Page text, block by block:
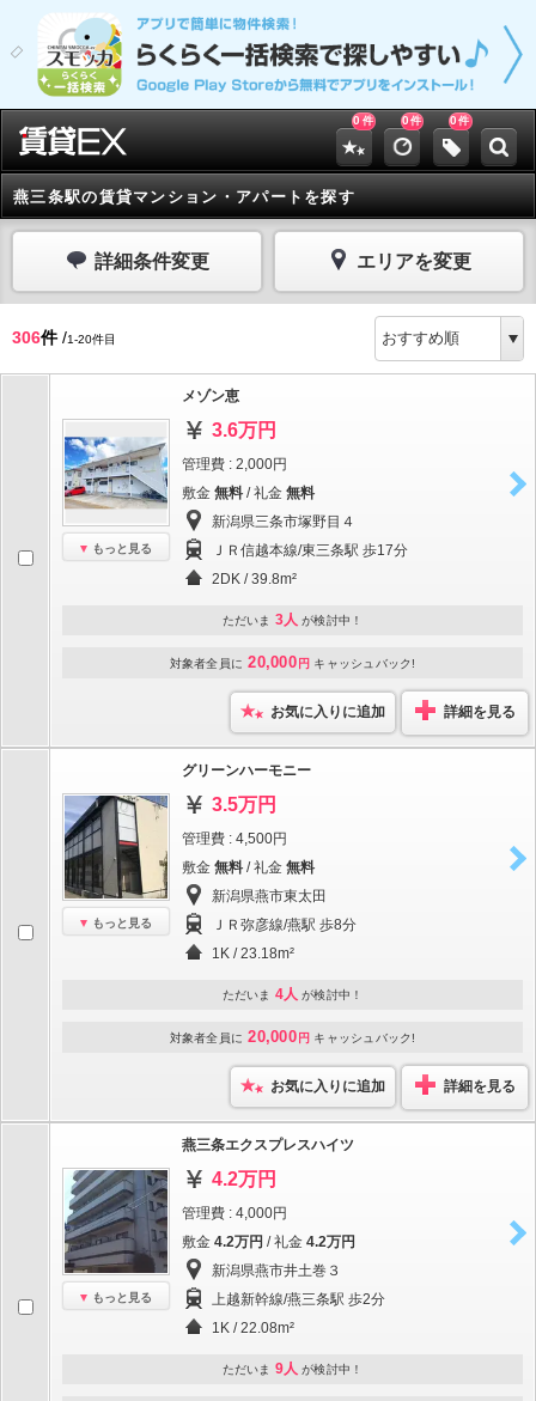
0 件 0件 0件
燕三条駅の賃貸マンション・アパートを探す
詳細条件変更 エリアを変更
306件/1-20件目
もっと見る
メゾン恵
3.6万円
管理費 : 2,000円
敷金 無料 / 礼金 無料
新潟県三条市塚野目４
ＪＲ信越本線/東三条駅 歩17分
2DK / 39.8m²
ただいま 3人 が検討中！
対象者全員に 20,000 円 キャッシュバック!
お気に入りに追加 詳細を見る
もっと見る
グリーンハーモニー
3.5万円
管理費 : 4,500円
敷金 無料 / 礼金 無料
新潟県燕市東太田
ＪＲ弥彦線/燕駅 歩8分
1K / 23.18m²
ただいま 4人 が検討中！
対象者全員に 20,000 円 キャッシュバック!
お気に入りに追加 詳細を見る
もっと見る
燕三条エクスプレスハイツ
4.2万円
管理費 : 4,000円
敷金 4.2万円 / 礼金 4.2万円
新潟県燕市井土巻３
上越新幹線/燕三条駅 歩2分
1K / 22.08m²
ただいま 9人 が検討中！